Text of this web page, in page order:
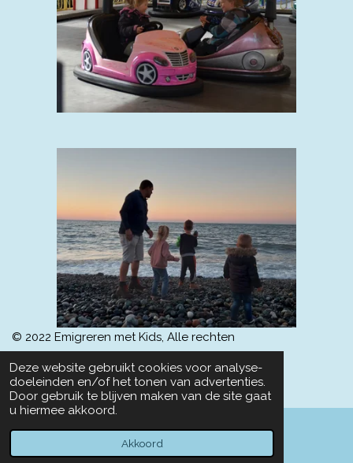
Deze website gebruikt cookies voor analyse-
doeleinden en/of het tonen van advertenties.
Door gebruik te blijven maken van de site gaat
u hiermee akkoord.
Akkoord
© 2022 Emigreren met Kids, Alle rechten
voorbehouden.Klik hier voor de disclaimer
Powered by JouwWeb
E-mailadres